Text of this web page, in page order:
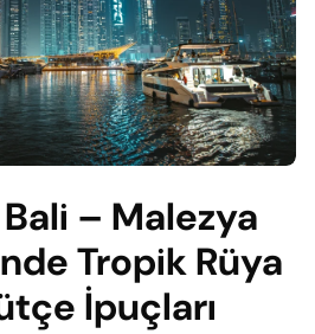
– Malezya
Tropik Rüya
İpuçları